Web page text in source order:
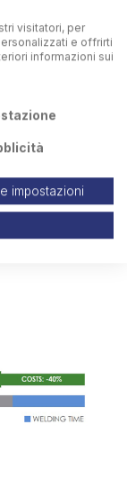
visitatori, per
e offrirti
informazioni sui
impostazioni